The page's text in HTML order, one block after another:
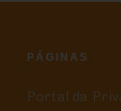
PÁGINAS
Portal da